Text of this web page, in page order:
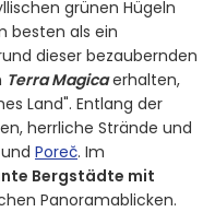
grünen Hügeln
besten als ein
dieser bezaubernden
Terra Magicaerhalten,
Land". Entlang der
herrliche Strände und
und Poreč. Im
Bergstädte mit
Panoramablicken.